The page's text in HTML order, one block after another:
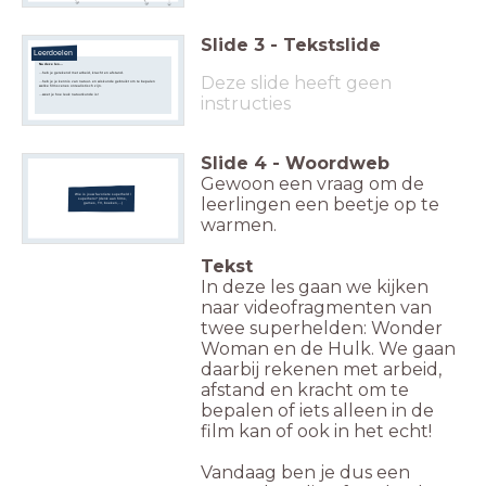
Leerdoelen
Na deze les...
...heb je gerekend met arbeid, kracht en afstand.
...heb je je kennis van natuur- en wiskunde gebruikt om te bepalen
welke filmscenes onrealistisch zijn.
...weet je hoe leuk natuurkunde is!
Slide 3 - Tekstslide
Deze slide heeft geen
instructies
Wie is jouw favoriete superheld /
superhero? (denk aan films,
games, TV, boeken,...)
Slide 4 - Woordweb
Gewoon een vraag om de
leerlingen een beetje op te
warmen.
Tekst
In deze les gaan we kijken
naar videofragmenten van
twee superhelden: Wonder
Woman en de Hulk. We gaan
daarbij rekenen met arbeid,
afstand en kracht om te
bepalen of iets alleen in de
film kan of ook in het echt!
Vandaag ben je dus een